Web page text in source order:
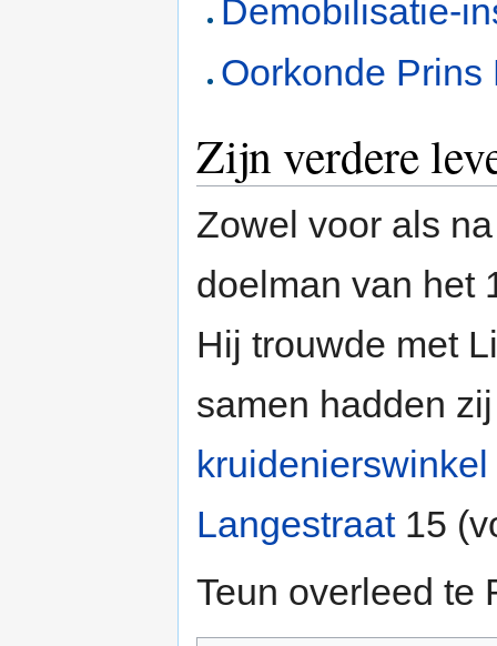
Demobilisatie-
Oorkonde Prins
Zijn verdere
Zowel voor als
doelman van het
Hij trouwde met
samen hadden
kruidenierswinkel
Langestraat15
Teun overleed